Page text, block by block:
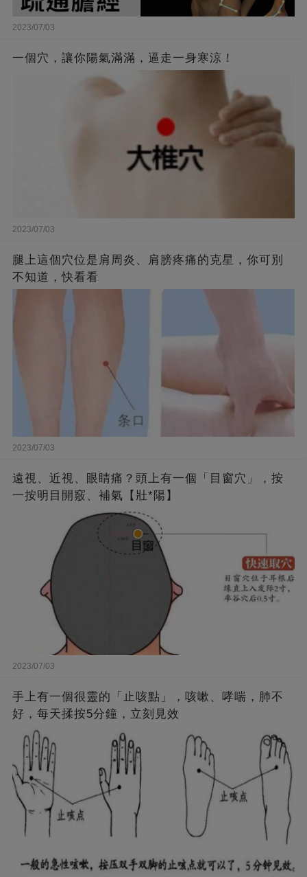
2023/07/03
一個穴，讓你陽氣滿滿，逼走一身寒涼！
2023/07/03
腿上這個穴位是肩周炎、肩膀疼痛的克星，你可別
不知道，快看看
2023/07/03
遠視、近視、眼睛痛？頭上有一個「目窗穴」，按
一按明目開竅、補氣【壯*陽】
2023/07/03
手上有一個很靈的「止咳點」，咳嗽、哮喘，肺不
好，每天揉按5分鐘，立刻見效